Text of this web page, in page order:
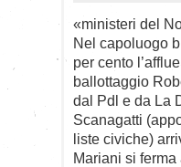
«ministeri del
Nel capoluogo
per cento
ballottaggio
dal Pdl e da La
Scanagatti
liste civiche)
Mariani si ferma